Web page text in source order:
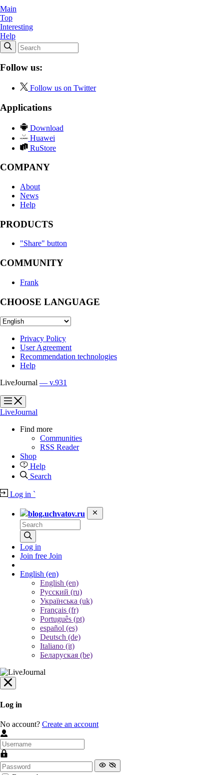
Main
Top
Interesting
Help
Follow us:
Follow us on Twitter
Applications
Download
Huawei
RuStore
COMPANY
About
News
Help
PRODUCTS
"Share" button
COMMUNITY
Frank
CHOOSE LANGUAGE
Privacy Policy
User Agreement
Recommendation technologies
Help
LiveJournal — v.931
?
?
LiveJournal
Find more
Communities
RSS Reader
Shop
Help
Search
Log in `
blog.uchvatov.ru
Log in
Join free Join
English (en)
English (en)
Русский (ru)
Українська (uk)
Français (fr)
Português (pt)
español (es)
Deutsch (de)
Italiano (it)
Беларуская (be)
Log in
No account? Create an account